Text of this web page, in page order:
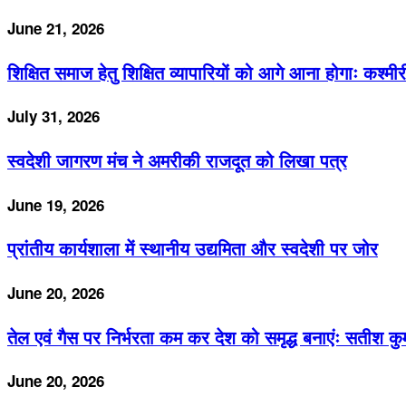
June 21, 2026
शिक्षित समाज हेतु शिक्षित व्यापारियों को आगे आना होगाः
July 31, 2026
स्वदेशी जागरण मंच ने अमरीकी राजदूत को लिखा पत्र
June 19, 2026
प्रांतीय कार्यशाला में स्थानीय उद्यमिता और स्वदेशी पर जोर
June 20, 2026
तेल एवं गैस पर निर्भरता कम कर देश को समृद्ध बनाएंः सतीश
June 20, 2026